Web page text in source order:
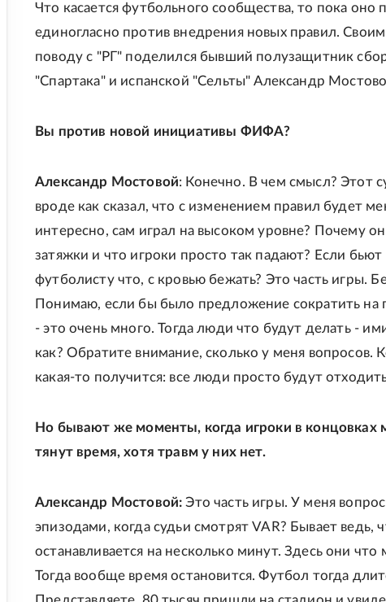
Что касается футбольного сообщества, то пока оно
единогласно против внедрения новых правил.
поводу с "РГ" поделился бывший полузащитник
"Спартака" и испанской "Сельты" Александр
Вы против новой инициативы ФИФА?
Александр Мостовой: Конечно. В чем смысл? Этот
вроде как сказал, что с изменением правил будет
интересно, сам играл на высоком уровне? Почему
затяжки и что игроки просто так падают? Если бьют
футболисту что, с кровью бежать? Это часть игры.
Понимаю, если бы было предложение сократить на
- это очень много. Тогда люди что будут делать -
как? Обратите внимание, сколько у меня вопросов.
какая-то получится: все люди просто будут
Но бывают же моменты, когда игроки в концовках
тянут время, хотя травм у них нет.
Александр Мостовой: Это часть игры. У меня
эпизодами, когда судьи смотрят VAR? Бывает ведь,
останавливается на несколько минут. Здесь они
Тогда вообще время остановится. Футбол тогда